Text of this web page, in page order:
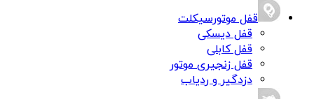
قفل موتورسیکلت
قفل دیسکی
قفل کابلی
قفل زنجیری موتور
دزدگیر و ردیاب